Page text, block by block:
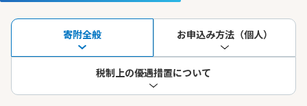
寄附全般 お申込み方法（個人）
税制上の優遇措置について